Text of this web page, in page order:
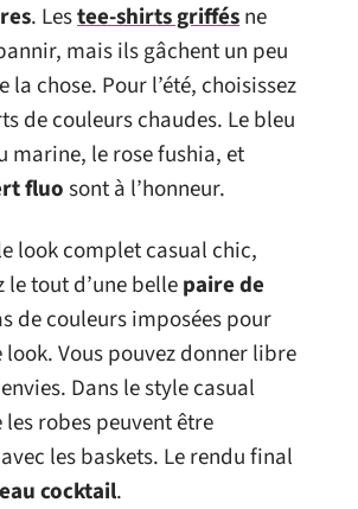
. Lestee-shirts griffésne
mais ils gâchent un peu
la chose. Pour l’été, choisissez
de couleurs chaudes. Le bleu
marine, le rose fushia, et
fluosont à l’honneur.
look complet casual chic,
le tout d’une bellepaire de
de couleurs imposées pour
look. Vous pouvez donner libre
Dans le style casual
robes peuvent être
les baskets. Le rendu final
cocktail.